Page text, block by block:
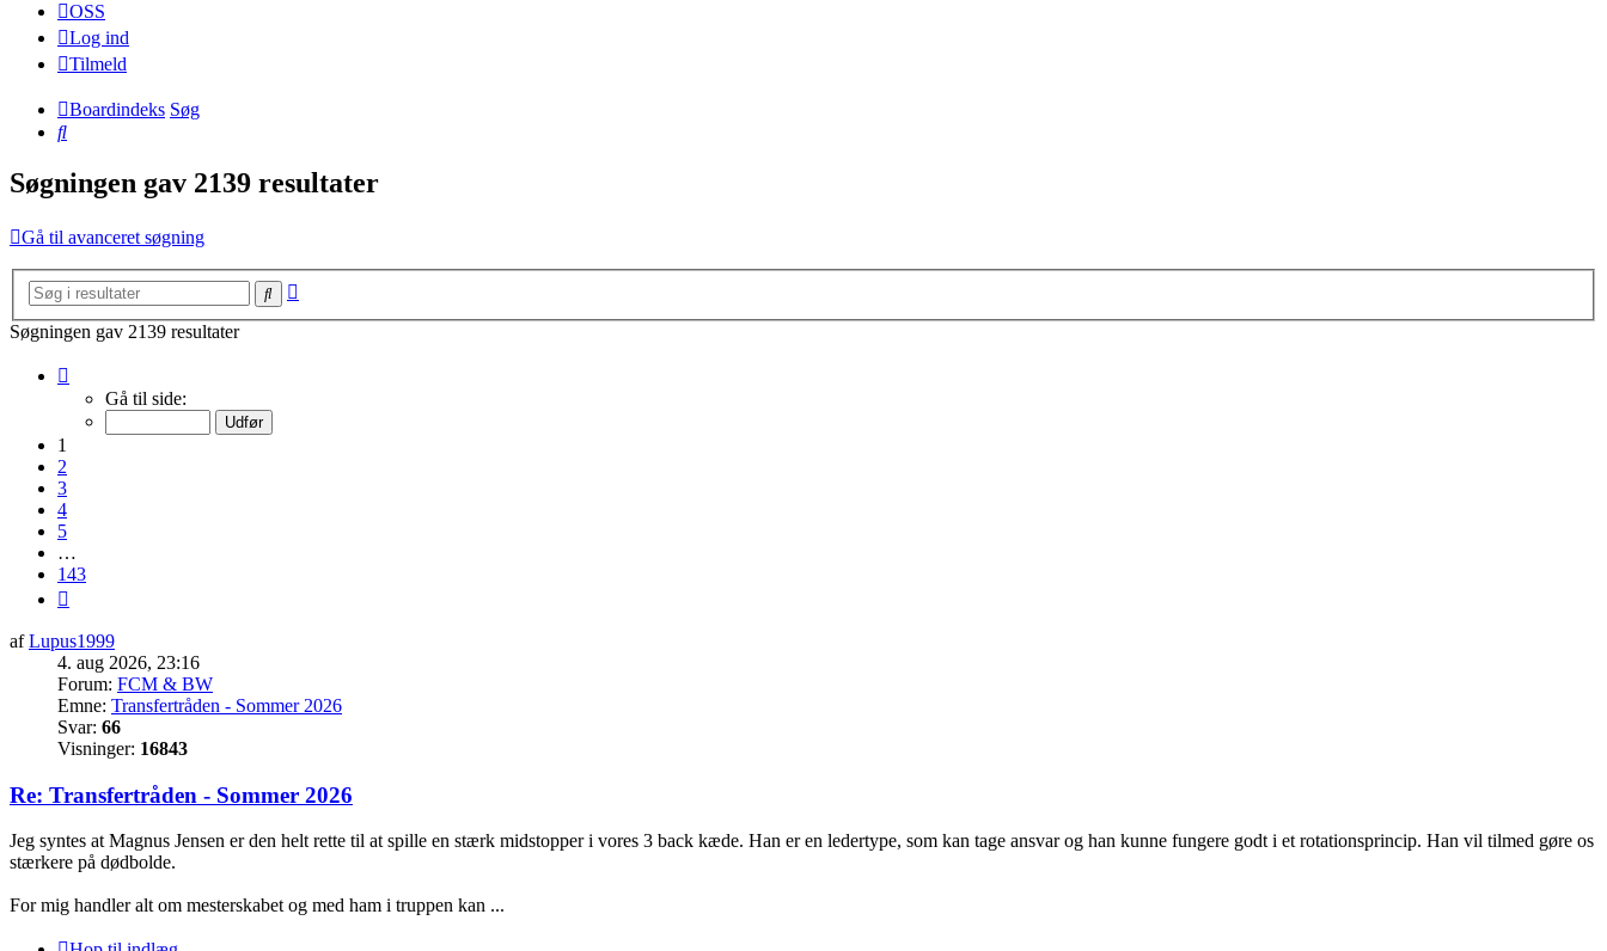
OSS
Log ind
Tilmeld
Boardindeks Søg
Søg
Søgningen gav 2139 resultater
Gå til avanceret søgning
Søg
Søgningen gav 2139 resultater
Gå til side:
1
2
3
4
5
…
143
afLupus1999
4. aug 2026, 23:16
Forum: FCM & BW
Emne: Transfertråden - Sommer 2026
Svar: 66
Visninger: 16843
Re: Transfertråden - Sommer 2026
Jeg syntes at Magnus Jensen er den helt rette til at spille en stærk midstopper i vores 3 back kæde. Han er en ledertype, som kan tage ansvar og han kunne fungere godt i et rotationsprincip. Han vil tilmed gøre os
stærkere på dødbolde.
For mig handler alt om mesterskabet og med ham i truppen kan ...